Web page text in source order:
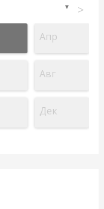
▼ >
Апр
Авг
Дек